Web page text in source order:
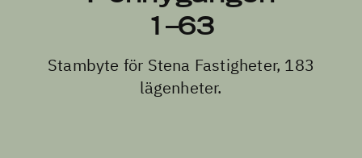
1–63
Stambyte för Stena Fastigheter, 183
lägenheter.